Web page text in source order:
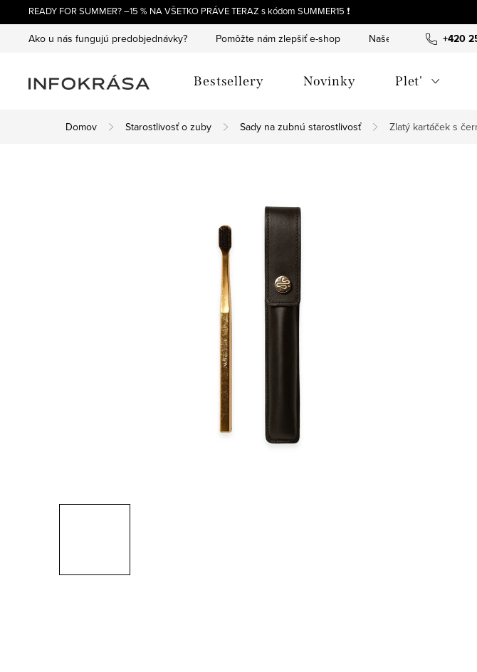
na
obsah
READY FOR SUMMER? –15 % NA VŠETKO PRÁVE TERAZ s kódom SUMMER15 ❗
+420
Ako u nás fungujú predobjednávky? Pomôžte nám zlepšiť e-shop Naše tipy a príbehy
Bestsellery Novinky Plet'
Domov Starostlivosť o zuby Sady na zubnú starostlivosť Zlatý kartáček s